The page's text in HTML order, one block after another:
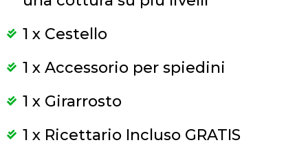
1 x Cestello
1 x Accessorio per spiedini
1 x Girarrosto
1 x Ricettario Incluso GRATIS